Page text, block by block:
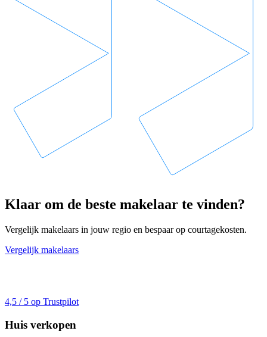
Klaar om de beste makelaar te vinden?
Vergelijk makelaars in jouw regio en bespaar op courtagekosten.
Vergelijk makelaars
4,5 / 5 op Trustpilot
Huis verkopen